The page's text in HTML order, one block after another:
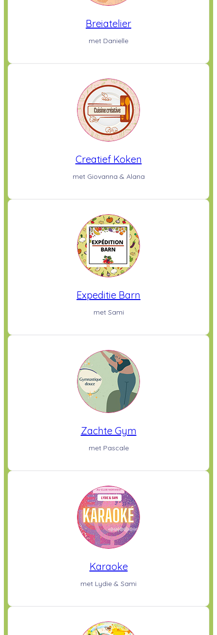
Breiatelier
met Danielle
Creatief Koken
met Giovanna & Alana
Expeditie Barn
met Sami
Zachte Gym
met Pascale
Karaoke
met Lydie & Sami